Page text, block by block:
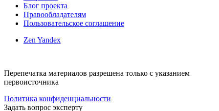
Блог проекта
Правообладателям
Пользовательское соглашение
Zen Yandex
Перепечатка материалов разрешена только с указанием
первоисточника
Политика конфиденциальности
Задать вопрос эксперту